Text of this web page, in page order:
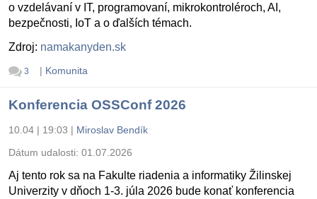
o vzdelávaní v IT, programovaní, mikrokontroléroch, AI,
bezpečnosti, IoT a o ďalších témach.
Zdroj: namakanyden.sk
3 | Komunita
Konferencia OSSConf 2026
10.04 | 19:03 | Miroslav Bendík
Dátum udalosti: 01.07.2026
Aj tento rok sa na Fakulte riadenia a informatiky Žilinskej
Univerzity v dňoch 1-3. júla 2026 bude konať konferencia